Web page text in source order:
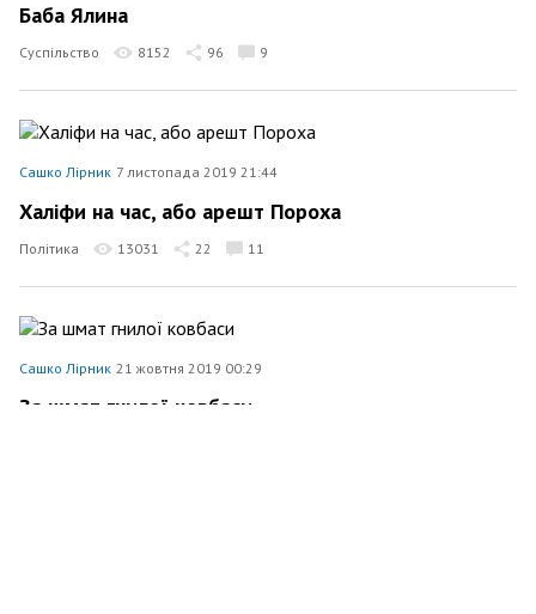
Баба Ялина
Суспільство 8152 96 9
Сашко Лірник 7 листопада 2019 21:44
Халіфи на час, або арешт Пороха
Політика 13031 22 11
Сашко Лірник 21 жовтня 2019 00:29
За шмат гнилої ковбаси